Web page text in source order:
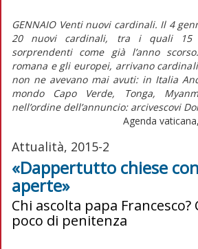
GENNAIO Venti nuovi cardinali. Il 4
20 nuovi cardinali, tra i quali 15
sorprendenti come già l’anno
romana e gli europei, arrivano
non ne avevano mai avuti: in Italia
mondo Capo Verde, Tonga,
nell’ordine dell’annuncio: arcivescovi
Agenda
Attualità, 2015-2
«Dappertutto chiese
aperte»
Chi ascolta papa
poco di penitenza